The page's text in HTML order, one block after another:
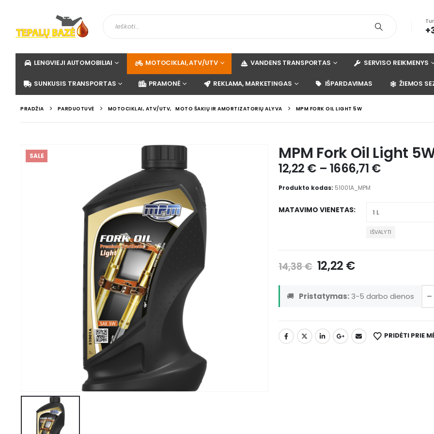
LENGVIEJI AUTOMOBILIAI MOTOCIKLAI, ATV/UTV VANDENS TRANSPORTAS SERVISO REIKMENYS
SUNKUSIS TRANSPORTAS PRAMONĖ REKLAMA, MARKETINGAS IŠPARDAVIMAS ŽIEMOS
PRADŽIA PARDUOTUVĖ MOTOCIKLAI, ATV/UTV, MOTO ŠAKIŲ IR AMORTIZATORIŲ ALYVA MPM FORK OIL LIGHT 5W
SALE MPM Fork Oil Light
12,22 € – 1666,71 €
Produkto kodas: 51001A_MPM
MATAVIMO VIENETAS
IŠVALYTI
14,38€ 12,22 €
🚚 Pristatymas: 3-5 darbo dienos
PRIDĖTI PRIE